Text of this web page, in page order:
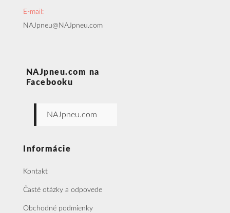
E-mail:
NAJpneu@NAJpneu.com
NAJpneu.com na
Facebooku
NAJpneu.com
Informácie
Kontakt
Časté otázky a odpovede
Obchodné podmienky